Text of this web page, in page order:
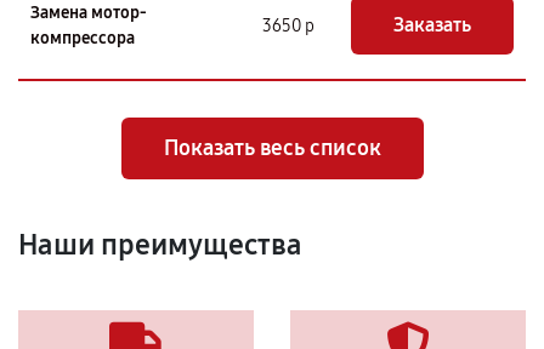
Замена мотор-
компрессора
3650 р Заказать
Показать весь список
Наши преимущества